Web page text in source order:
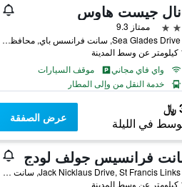
جيست هاوس
ممتاز 9.3
26 Sea Glades Drive, سانت فرانسس باي, محافظة الكاب الشرقية, جنوب أفريقيا
واي فاي مجاني
موقف السيارات
خدمة النقل من وإلى المطار
في الليلة عرض الصفقة
فرانسيس جولف لودج
10 Jack Nicklaus Drive, St Francis Links, سانت فرانسس باي, محافظة الكاب الشرقية, جنوب أفريقيا